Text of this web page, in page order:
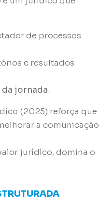
de processos
e resultados
jornada.
(2025) reforça que
a comunicação
jurídico, domina o